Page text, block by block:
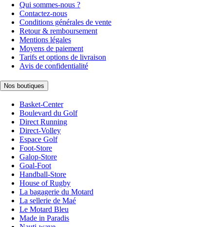
Qui sommes-nous ?
Contactez-nous
Conditions générales de vente
Retour & remboursement
Mentions légales
Moyens de paiement
Tarifs et options de livraison
Avis de confidentialité
Nos boutiques
Basket-Center
Boulevard du Golf
Direct Running
Direct-Volley
Espace Golf
Foot-Store
Galop-Store
Goal-Foot
Handball-Store
House of Rugby
La bagagerie du Motard
La sellerie de Maé
Le Motard Bleu
Made in Paradis